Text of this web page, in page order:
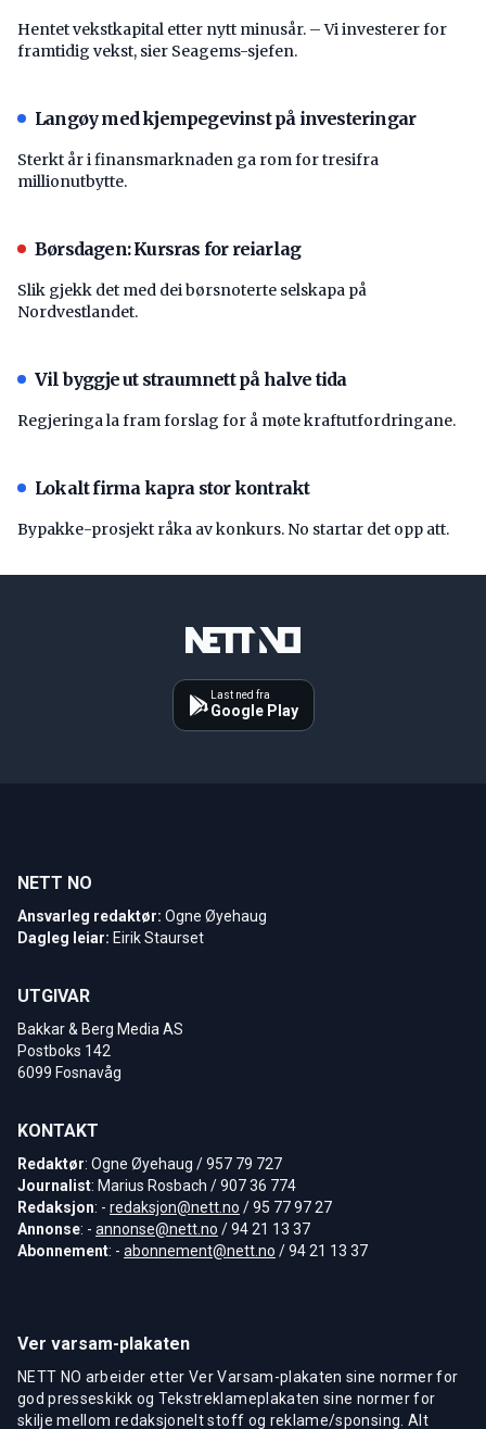
Hentet vekstkapital etter nytt minusår. – Vi investerer for
framtidig vekst, sier Seagems-sjefen.
Langøy med kjempegevinst på investeringar
Sterkt år i finansmarknaden ga rom for tresifra
millionutbytte.
Børsdagen: Kursras for reiarlag
Slik gjekk det med dei børsnoterte selskapa på
Nordvestlandet.
Vil byggje ut straumnett på halve tida
Regjeringa la fram forslag for å møte kraftutfordringane.
Lokalt firma kapra stor kontrakt
Bypakke-prosjekt råka av konkurs. No startar det opp att.
Last ned fra
Google Play
NETT NO
Ansvarleg redaktør: Ogne Øyehaug
Dagleg leiar: Eirik Staurset
UTGIVAR
Bakkar & Berg Media AS
Postboks 142
6099 Fosnavåg
KONTAKT
Redaktør: Ogne Øyehaug / 957 79 727
Journalist: Marius Rosbach / 907 36 774
Redaksjon: - redaksjon@nett.no / 95 77 97 27
Annonse: - annonse@nett.no / 94 21 13 37
Abonnement: - abonnement@nett.no / 94 21 13 37
Ver varsam-plakaten
NETT NO arbeider etter Ver Varsam-plakaten sine normer for
god presseskikk og Tekstreklameplakaten sine normer for
skilje mellom redaksjonelt stoff og reklame/sponsing. Alt